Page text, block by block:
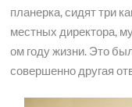
планерка, сидят три
местных директора,
ом году жизни. Это
совершенно другая